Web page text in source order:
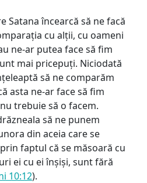
Satana încearcă să ne facă
cu alții, cu oameni
ne-ar putea face să fim
mai pricepuți. Niciodată
să ne comparăm
asta ne-ar face să fim
trebuie să o facem.
să ne punem
din aceia care se
faptul că se măsoară cu
ei cu ei înșiși, sunt fără
10:12).